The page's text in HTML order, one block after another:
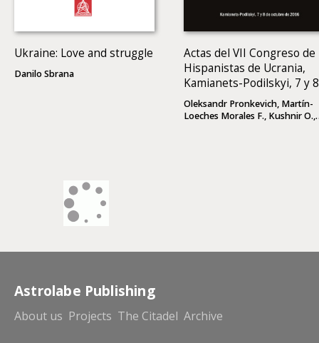
Ukraine: Love and struggle
Danilo Sbrana
Actas del VII Congreso de
Hispanistas de Ucrania,
Kamianets-Podilskyi, 7 y 8
de octubre de 2016
Oleksandr Pronkevich, Martín-
Loeches Morales F., Kushnir O.,
Astrolabe Publishing
About us Projects The Citadel Archive